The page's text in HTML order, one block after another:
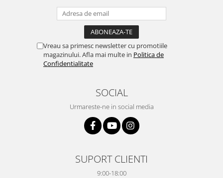
Vreau sa primesc newsletter cu promotiile
magazinului. Afla mai multe in Politica de
Confidentialitate
SOCIAL
Urmareste-ne in social media
SUPORT CLIENTI
9:00-18:00